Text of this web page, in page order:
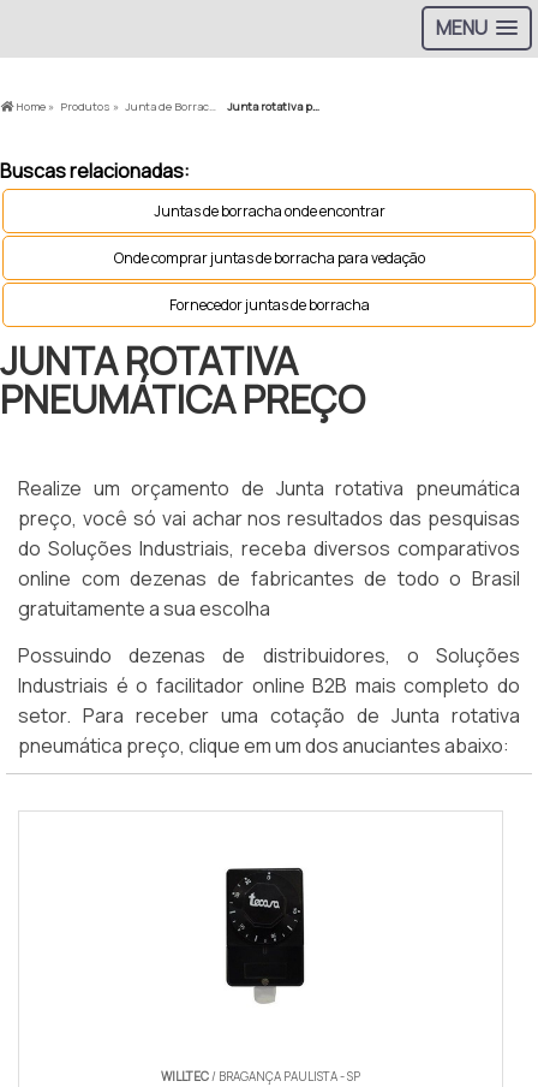
MENU
Home » Produtos » Junta de Borracha » Junta rotativa pneumática preço
Buscas relacionadas:
Juntas de borracha onde encontrar
Onde comprar juntas de borracha para vedação
Fornecedor juntas de borracha
JUNTA ROTATIVA
PNEUMÁTICA PREÇO
Realize um orçamento de Junta rotativa pneumática
preço, você só vai achar nos resultados das pesquisas
do Soluções Industriais, receba diversos comparativos
online com dezenas de fabricantes de todo o Brasil
gratuitamente a sua escolha
Possuindo dezenas de distribuidores, o Soluções
Industriais é o facilitador online B2B mais completo do
setor. Para receber uma cotação de Junta rotativa
pneumática preço, clique em um dos anuciantes abaixo:
WILLTEC/ BRAGANÇA PAULISTA - SP